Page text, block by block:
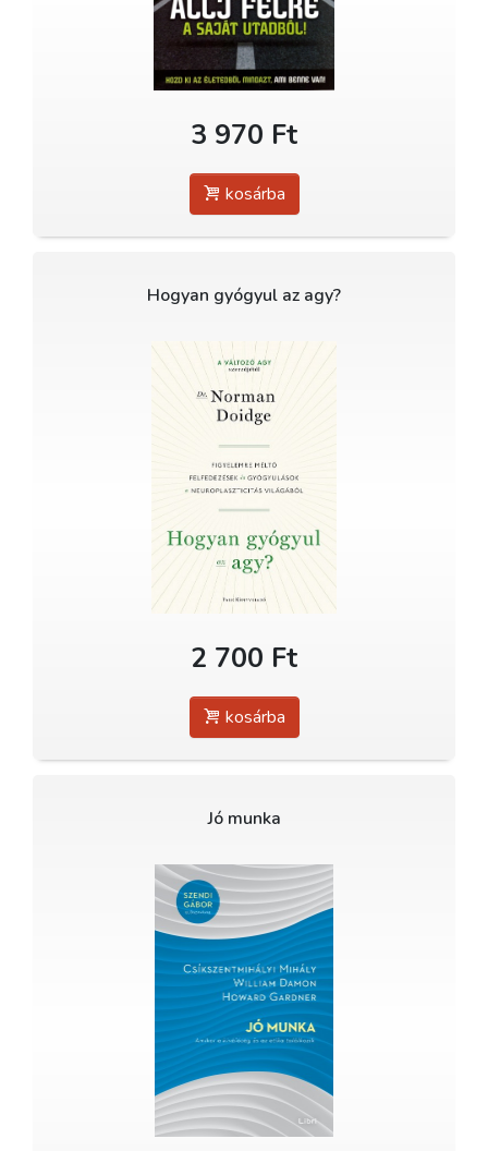
3 970 Ft
kosárba
Hogyan gyógyul az agy?
2 700 Ft
kosárba
Jó munka